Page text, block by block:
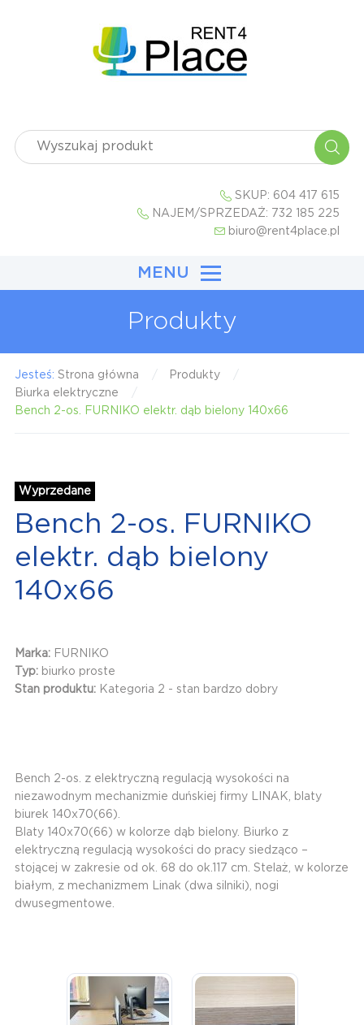
SKUP: 604 417 615
NAJEM/SPRZEDAŻ: 732 185 225
biuro@rent4place.pl
MENU
Produkty
Jesteś: Strona główna
Produkty
Biurka elektryczne
Bench 2-os. FURNIKO elektr. dąb bielony 140x66
Wyprzedane
Bench 2-os. FURNIKO
elektr. dąb bielony
140x66
Marka: FURNIKO
Typ: biurko proste
Stan produktu: Kategoria 2 - stan bardzo dobry
Bench 2-os. z elektryczną regulacją wysokości na
niezawodnym mechanizmie duńskiej firmy LINAK, blaty
biurek 140x70(66).
Blaty 140x70(66) w kolorze dąb bielony. Biurko z
elektryczną regulacją wysokości do pracy siedząco –
stojącej w zakresie od ok. 68 do ok.117 cm. Stelaż, w kolorze
białym, z mechanizmem Linak (dwa silniki), nogi
dwusegmentowe.